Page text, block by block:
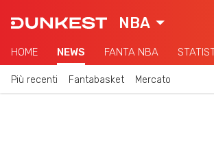
NBA
HOME NEWS FANTA NBA
Più recenti Fantabasket Mercato